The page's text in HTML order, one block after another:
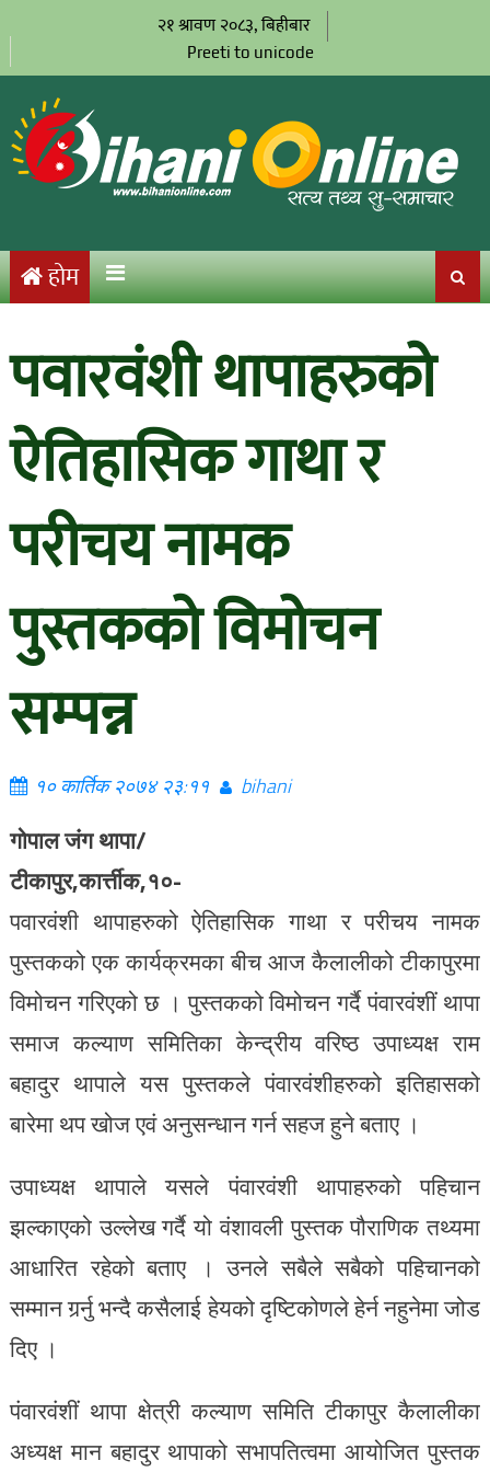
२१ श्रावण २०८३, बिहीबार
Preeti to unicode
होम
पवारवंशी थापाहरुको
ऐतिहासिक गाथा र
परीचय नामक
पुस्तकको विमोचन
सम्पन्न
१० कार्तिक २०७४ २३:११ bihani
गोपाल जंग थापा/
टीकापुर,कार्त्तीक,१०-
पवारवंशी थापाहरुको ऐतिहासिक गाथा र परीचय नामक
पुस्तकको एक कार्यक्रमका बीच आज कैलालीको टीकापुरमा
विमोचन गरिएको छ । पुस्तकको विमोचन गर्दै पंवारवंशीं थापा
समाज कल्याण समितिका केन्द्रीय वरिष्ठ उपाध्यक्ष राम
बहादुर थापाले यस पुस्तकले पंवारवंशीहरुको इतिहासको
बारेमा थप खोज एवं अनुसन्धान गर्न सहज हुने बताए ।
उपाध्यक्ष थापाले यसले पंवारवंशी थापाहरुको पहिचान
झल्काएको उल्लेख गर्दै यो वंशावली पुस्तक पौराणिक तथ्यमा
आधारित रहेको बताए । उनले सबैले सबैको पहिचानको
सम्मान गर्र्नु भन्दै कसैलाई हेयको दृष्टिकोणले हेर्न नहुनेमा जोड
दिए ।
पंवारवंशीं थापा क्षेत्री कल्याण समिति टीकापुर कैलालीका
अध्यक्ष मान बहादुर थापाको सभापतित्वमा आयोजित पुस्तक